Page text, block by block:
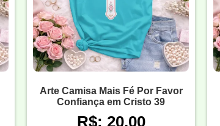
Arte Camisa Mais Fé Por Favor
Confiança em Cristo 39
R$: 20,00